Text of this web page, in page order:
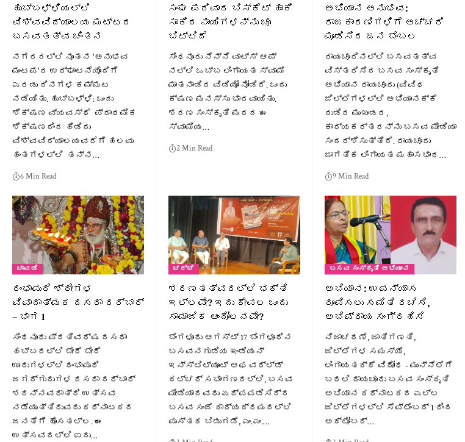
ಹುಬ್ಬಳ್ಳಿಯಲ್ಲಿ
ವಿಶ್ವವಿದ್ಯಾಲಯ ಮಟ್ಟದ
ಬಸವತತ್ವ ಚಿಂತನ
ನಗರದಲ್ಲಿ ನೂತನ 'ಅನುಭವ
ಮಂಟಪ'ದ ಉದ್ಘಾಟನೆಯೊಂದಿಗೆ
ಎರಡು ದಿನಗಳ ಕಮ್ಮಟ
ನಡೆಯಿತು. ಹುಬ್ಬಳ್ಳಿ: ಒಂದು
ಶಿಕ್ಷಣ ವ್ಯವಸ್ಥೆ ಪ್ರಾಥಮಿಕ
ಶಿಕ್ಷಣದಿಂದ ಹಿಡಿದು
ವಿಶ್ವವಿದ್ಯಾಲಯವರೆಗೆ ಹಲವು
ಹಂತಗಳಲ್ಲಿ ತನ್ನ…
6 Min Read
ಸಂಘ ಪರಿವಾರ ಬಿಸ್ಕೆಟ್ ಹಾಕಿ
ಸಾಕಿದ ನಾಯಿಗಳನ್ನು ಚೂ
ಬಿಟ್ಟಿದೆ
ಸಿಂಧನೂರು ನೆನ್ನೆ ವಾಟ್ಸ್ ಆಪ್
ನಲ್ಲಿ ಒಬ್ಬ ಲಿಂಗಾಯತ ಸ್ವಾಮಿ
ಮಾತನಾಡಿದ ವಿಡಿಯೋ ನೋಡಿದೆ. ಒಂದು
ಕ್ಷಣ ಮನಸ್ಸು ಭಾರವಾಯಿತು.
ಶರಣ ಸಂಸ್ಕೃತಿ ಮಠದ ಈ
ಸ್ವಾಮಿಯ…
2 Min Read
ಅಭಿಯಾನ ಅನುಭವ:
ರಾಜಕಾರಣಿಗಳಿಗೆ ಅಚ್ಚರಿ
ಮೂಡಿಸಿದ ಜನ ಬೆಂಬಲ
ರಾಯಚೂರಿನಲ್ಲಿ ಬಸವತತ್ವ
ವಿಸ್ತರಿಸಿದ ಬಸವ ಸಂಸ್ಕೃತಿ
ಅಭಿಯಾನ ರಾಯಚೂರು (ವಿವಿಧ
ಜಿಲ್ಲೆಗಳಲ್ಲಿ ಅಭಿಯಾನಕ್ಕೆ
ದುಡಿದ ಮುಖಂಡರ,
ಕಾರ್ಯಕರ್ತರನ್ನು ಬಸವ ಮೀಡಿಯಾ
ಸಂದರ್ಶಿಸುತ್ತಿದೆ. ರಾಯಚೂರು
ಜಾಗತಿಕ ಲಿಂಗಾಯತ ಮಹಾಸಭಾದ…
9 Min Read
ಚಾವಡಿ
ರಂಭಾಪುರಿ ಶ್ರೀಗಳ
ವಿವಾದಾತ್ಮಕ ದಸರಾ ದರ್ಬಾರ್
– ಭಾಗ 1
ಸಿಂಧನೂರು ಪ್ರತಿವರ್ಷ ದಸರಾ
ಹಬ್ಬದಲ್ಲಿ ಬೇರೆ ಬೇರೆ
ಊರುಗಳಲ್ಲಿ ರಂಭಾಪುರಿ
ಜಗದ್ಗುರುಗಳ ದಸರಾ ದರ್ಬಾರ್
ಶರನ್ನವರಾತ್ರಿ ಉತ್ಸವ
ನಡೆಯುತ್ತಿರುವದು ಕರ್ನಾಟಕದ
ಜನತೆಗೆ ಹೊಸತಲ್ಲ. ಈ
ಉತ್ಸವದಲ್ಲಿ ಐದು…
ಚರ್ಚೆ
ಶರಣತತ್ವದಲ್ಲಿ ಭಕ್ತಿ
ಇಲ್ಲವೇ? ಇದು ಕೇವಲ ಒಂದು
ಸಾಮಾಜಿಕ ಆಂದೋಲನವೇ?
ಬೆಂಗಳೂರು ಆಗಸ್ಟ್ 17 ಬೆಂಗಳೂರಿನ
ಬಸವನಗುಡಿಯ ಇಂಡಿಯನ್
ಇನ್ಸ್ಟಿಟ್ಯೂಟ್ ಆಫ ವರ್ಲ್ಡ್
ಕಲ್ಚರ್ ಸಭಾಂಗಣದಲ್ಲಿ, ಬಸವ
ಮೀಡಿಯಾದವರು ಏರ್ಪಪಡಿಸಿದ್ದ
ಬಸವ ಸಂಜೆ ಕಾರ್ಯಕ್ರಮದಲ್ಲಿ
ಪುಸ್ತಕ ಬಿಡುಗಡೆ, ಎಂ.ಎಂ.…
ಬಸವ ಸಂಸ್ಕೃತಿ ಅಭಿಯಾನ
ಅಭಿಯಾನ: ಉಪನ್ಯಾಸ
ರೂಪಿಸಲು ಸಮಿತಿ ರಚಿಸಿ,
ಅಭಿಪ್ರಾಯ ಸಂಗ್ರಹಿಸಿ
ನಿಜಾಚರಣೆ, ಜಾತಿಗಣತಿ,
ಜಿಲ್ಲೆಗಳ ಸಮಸ್ಯೆ,
ಲಿಂಗಾಯತಕ್ಕೆ ವಿರೋಧ - ಮುನ್ನೆಲೆಗೆ
ಬರಲಿ ರಾಯಚೂರು ಬಸವ ಸಂಸ್ಕೃತಿ
ಅಭಿಯಾನ ಕರ್ನಾಟಕದ ಎಲ್ಲ
ಜಿಲ್ಲೆಗಳಲ್ಲಿ ಸೆಪ್ಟೆಂಬರ್ 1 ರಿಂದ
ಅಕ್ಟೋಬರ್…